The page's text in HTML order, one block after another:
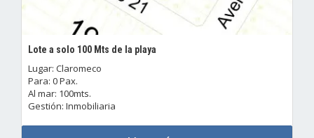
Lote a solo 100 Mts de la playa
Lugar: Claromeco
Para: 0 Pax.
Al mar: 100mts.
Gestión: Inmobiliaria